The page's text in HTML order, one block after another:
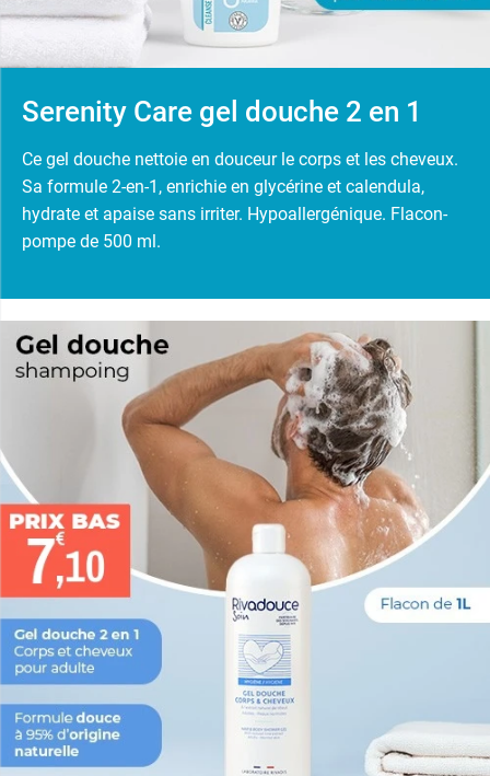
Serenity Care gel douche 2 en 1
Ce gel douche nettoie en douceur le corps et les cheveux.
Sa formule 2-en-1, enrichie en glycérine et calendula,
hydrate et apaise sans irriter. Hypoallergénique. Flacon-
pompe de 500 ml.